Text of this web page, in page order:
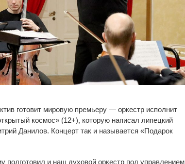
готовит мировую премьеру — оркестр исполнит
космос» (12+), которую написал липецкий
Данилов. Концерт так и называется «Подарок
подготовил и наш духовой оркестр под управлением